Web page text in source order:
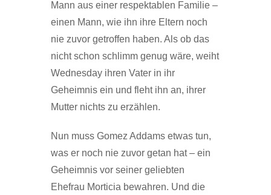
Mann aus einer respektablen Familie –
einen Mann, wie ihn ihre Eltern noch
nie zuvor getroffen haben. Als ob das
nicht schon schlimm genug wäre, weiht
Wednesday ihren Vater in ihr
Geheimnis ein und fleht ihn an, ihrer
Mutter nichts zu erzählen.
Nun muss Gomez Addams etwas tun,
was er noch nie zuvor getan hat – ein
Geheimnis vor seiner geliebten
Ehefrau Morticia bewahren. Und die